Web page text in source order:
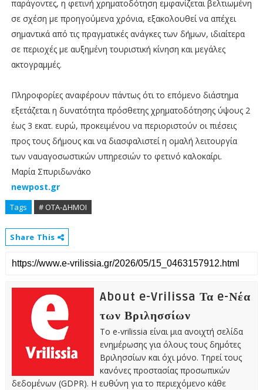
παράγοντες, η φετινή χρηματοδότηση εμφανίζεται βελτιωμένη
σε σχέση με προηγούμενα χρόνια, εξακολουθεί να απέχει
σημαντικά από τις πραγματικές ανάγκες των δήμων, ιδιαίτερα
σε περιοχές με αυξημένη τουριστική κίνηση και μεγάλες
ακτογραμμές.
Πληροφορίες αναφέρουν πάντως ότι το επόμενο διάστημα
εξετάζεται η δυνατότητα πρόσθετης χρηματοδότησης ύψους 2
έως 3 εκατ. ευρώ, προκειμένου να περιοριστούν οι πιέσεις
προς τους δήμους και να διασφαλιστεί η ομαλή λειτουργία
των ναυαγοσωστικών υπηρεσιών το φετινό καλοκαίρι.
Μαρία Σπυριδωνάκο
newpost.gr
Tags # ΟΤΑ-ΔΗΜΟΙ
Share This
About e-Vrilissa Τα e-Νέα
των Βριλησσίων
Το e-vrilissia είναι μια ανοιχτή σελίδα
ενημέρωσης για όλους τους δημότες
Βριλησσίων και όχι μόνο. Τηρεί τους
κανόνες προστασίας προσωπικών
δεδομένων (GDPR). Η ευθύνη για το περιεχόμενο κάθε